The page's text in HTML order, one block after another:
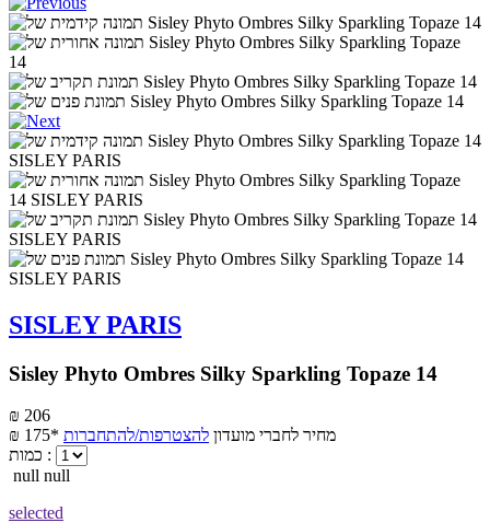
SISLEY PARIS
Sisley Phyto Ombres Silky Sparkling Topaze 14
₪ 206
₪ 175*
מחיר לחברי מועדון להצטרפות/להתחברות
כמות :
null null
selected